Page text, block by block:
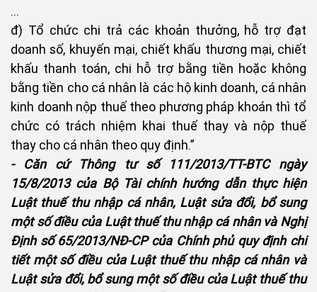
…
đ) Tổ chức chi trả các khoản thưởng, hỗ trợ đạt
doanh số, khuyến mại, chiết khấu thương mại, chiết
khấu thanh toán, chi hỗ trợ bằng tiền hoặc không
bằng tiền cho cá nhân là các hộ kinh doanh, cá nhân
kinh doanh nộp thuế theo phương pháp khoán thì tổ
chức có trách nhiệm khai thuế thay và nộp thuế
thay cho cá nhân theo quy định.”
- Căn cứ Thông tư số 111/2013/TT-BTC ngày
15/8/2013 của Bộ Tài chính hướng dẫn thực hiện
Luật thuế thu nhập cá nhân, Luật sửa đổi, bổ sung
một số điều của Luật thuế thu nhập cá nhân và Nghị
Định số 65/2013/NĐ-CP của Chính phủ quy định chi
tiết một số điều của Luật thuế thu nhập cá nhân và
Luật sửa đổi, bổ sung một số điều của Luật thuế thu